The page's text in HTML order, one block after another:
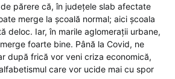
de părere că, în județele slab afectate
merge la școală normal; aici școala
deloc. Iar, în marile aglomerații urbane,
foarte bine. Până la Covid, ne
după frică vor veni criza economică,
care vor ucide mai cu spor